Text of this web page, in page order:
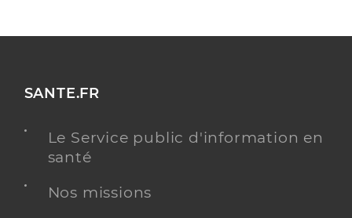
SANTE.FR
Le Service public d'information en
santé
Nos missions